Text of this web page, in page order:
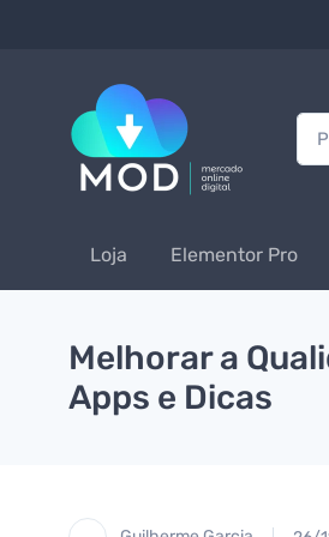
Loja Elementor Pro
Melhorar a
Apps e Dicas